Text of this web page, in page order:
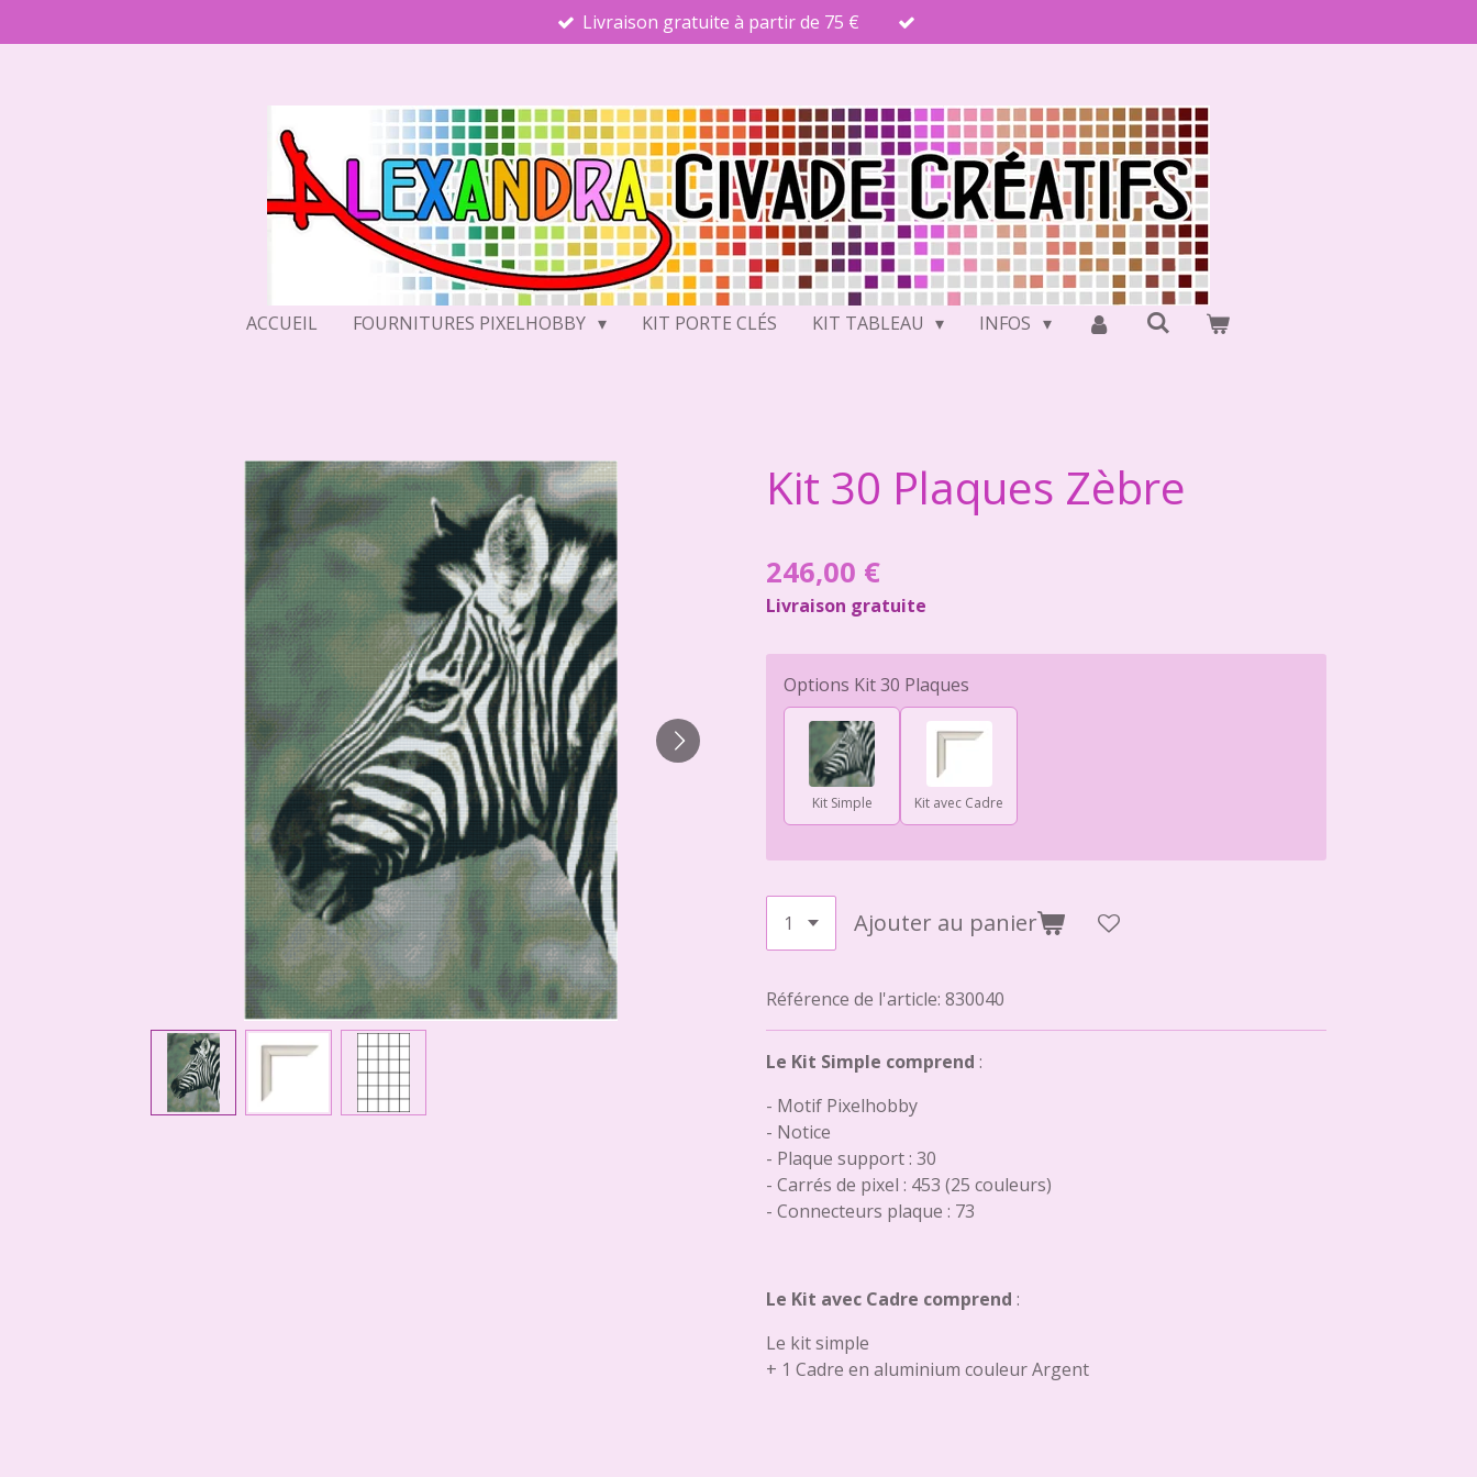
au
Livraison gratuite à partir de 75 €
ACCUEIL FOURNITURES PIXELHOBBY KIT PORTE CLÉS KIT TABLEAU INFOS
Kit 30 Plaques Zèbre
246,00 €
Livraison gratuite
Options Kit 30 Plaques
Kit Simple Kit avec Cadre
Ajouter au panier
Référence de l'article: 830040
Le Kit Simple comprend :
- Motif Pixelhobby
- Notice
- Plaque support : 30
- Carrés de pixel : 453 (25 couleurs)
- Connecteurs plaque : 73
Le Kit avec Cadre comprend :
Le kit simple
+ 1 Cadre en aluminium couleur Argent